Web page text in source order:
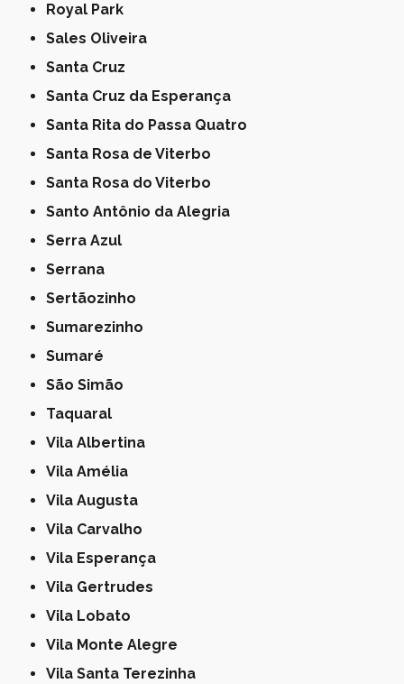
Royal Park
Sales Oliveira
Santa Cruz
Santa Cruz da Esperança
Santa Rita do Passa Quatro
Santa Rosa de Viterbo
Santa Rosa do Viterbo
Santo Antônio da Alegria
Serra Azul
Serrana
Sertãozinho
Sumarezinho
Sumaré
São Simão
Taquaral
Vila Albertina
Vila Amélia
Vila Augusta
Vila Carvalho
Vila Esperança
Vila Gertrudes
Vila Lobato
Vila Monte Alegre
Vila Santa Terezinha